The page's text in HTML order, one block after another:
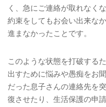
く、急にご連絡が取れなく
約束をしてもお会い出来な
進まなかったことです。
このような状態を打破する
出すために悩みや愚痴をお
だった息子さんの連絡先を
復させたり、生活保護の申